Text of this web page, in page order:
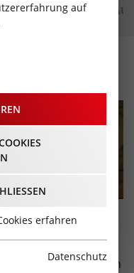
AUGUST AUGUST
erfährt in den letzten
auf
erfahren
Datenschutz